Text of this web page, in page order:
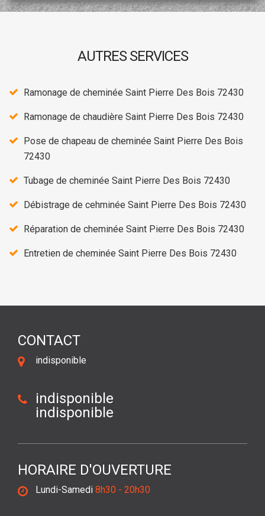
AUTRES SERVICES
Ramonage de cheminée Saint Pierre Des Bois 72430
Ramonage de chaudière Saint Pierre Des Bois 72430
Pose de chapeau de cheminée Saint Pierre Des Bois
72430
Tubage de cheminée Saint Pierre Des Bois 72430
Débistrage de cehminée Saint Pierre Des Bois 72430
Réparation de cheminée Saint Pierre Des Bois 72430
Entretien de cheminée Saint Pierre Des Bois 72430
CONTACT
indisponible
indisponible
indisponible
HORAIRE D'OUVERTURE
Lundi-Samedi 8h30 - 20h30